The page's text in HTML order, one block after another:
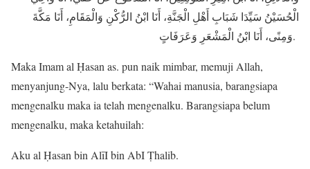
الْحُسَيْنُ سَيِّدَا شَبَابِ أَهْلِ الْجَنَّةِ، أَنَا ابْنُ الرُّكْنِ وَالْمَقَامِ، أَنَا مَكَّةَ
وَمِنًى، أَنَا ابْنُ الْمَشْعَرِ وَعَرَفَاتٍ.
Maka Imam al Ḥasan as. pun naik mimbar, memuji Allah,
menyanjung-Nya, lalu berkata: “Wahai manusia, barangsiapa
mengenalku maka ia telah mengenalku. Barangsiapa belum
mengenalku, maka ketahuilah:
Aku al Ḥasan bin AlīI bin AbI Ṭhalib.